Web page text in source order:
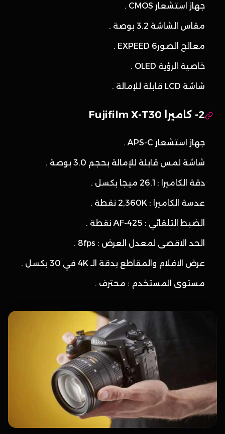
جهاز استشعار CMOS .
مقاس الشاشة 3.2 بوصة .
معالج الصورEXPEED 6 .
خاصية الرؤية OLED .
شاشة LCD قابلة للإمالة .
2- كاميرا Fujifilm X-T30
جهاز استشعار APS-C .
شاشة لمس قابلة للإمالة بحجم 3.0 بوصة .
دقة الكاميرا : 26.1 ميجا بكسل .
عدسة الكاميرا : 2,360K نقطة .
الضبط التلقائي : 425-AF نقطة .
الحد الاقصى لمعدل العرض : 8fps .
عرض الافلام والمقاطع بدقة الـ 4K في 30 بكسل .
مستوى المستخدم : محترف .